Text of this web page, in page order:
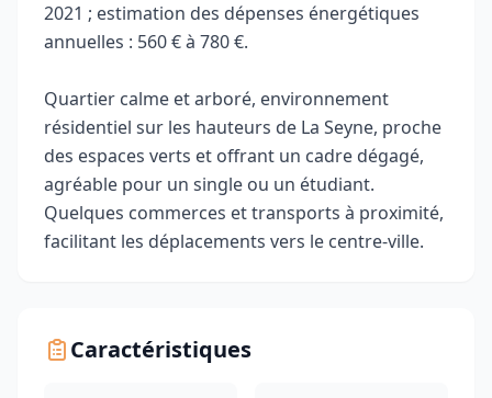
2021 ; estimation des dépenses énergétiques
annuelles : 560 € à 780 €.
Quartier calme et arboré, environnement
résidentiel sur les hauteurs de La Seyne, proche
des espaces verts et offrant un cadre dégagé,
agréable pour un single ou un étudiant.
Quelques commerces et transports à proximité,
facilitant les déplacements vers le centre-ville.
Caractéristiques